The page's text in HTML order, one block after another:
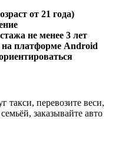
от 21 года)
не менее 3 лет
платформе Android
такси, перевозите веси,
заказывайте авто